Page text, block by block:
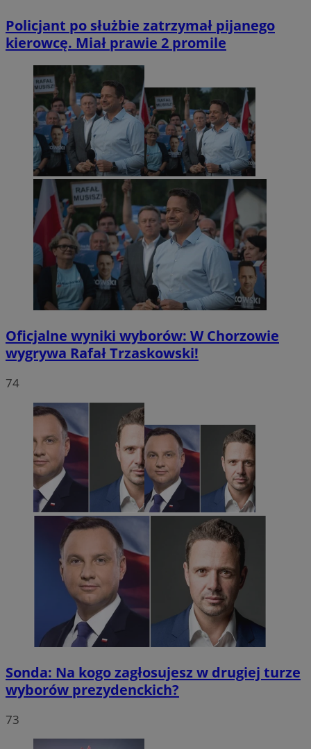
Policjant po służbie zatrzymał pijanego
kierowcę. Miał prawie 2 promile
Oficjalne wyniki wyborów: W Chorzowie
wygrywa Rafał Trzaskowski!
74
Sonda: Na kogo zagłosujesz w drugiej turze
wyborów prezydenckich?
73